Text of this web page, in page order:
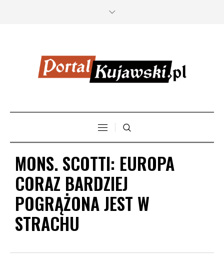
MONS. SCOTTI: EUROPA
CORAZ BARDZIEJ
POGRĄŻONA JEST W
STRACHU